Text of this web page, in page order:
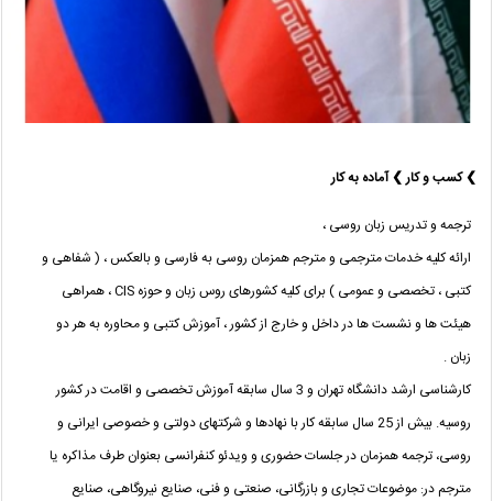
❯ کسب و کار ❯ آماده به کار
ترجمه و تدریس زبان روسی ،
ارائه کلیه خدمات مترجمی و مترجم همزمان روسی به فارسی و بالعکس ، ( شفاهی و
کتبی ، تخصصی و عمومی ) برای کلیه کشورهای روس زبان و حوزه CIS ، همراهی
هیئت ها و نشست ها در داخل و خارج از کشور ، آموزش کتبی و محاوره به هر دو
زبان .
کارشناسی ارشد دانشگاه تهران و 3 سال سابقه آموزش تخصصی و اقامت در کشور
روسیه. بیش از 25 سال سابقه کار با نهادها و شرکتهای دولتی و خصوصی ایرانی و
روسی، ترجمه همزمان در جلسات حضوری و ویدئو کنفرانسی بعنوان طرف مذاکره یا
مترجم در: موضوعات تجاری و بازرگانی، صنعتی و فنی، صنایع نیروگاهی، صنایع